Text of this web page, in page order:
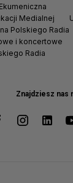
Znajdziesz nas
Medialnej
Polskiego Radia
i koncertowe
Radia